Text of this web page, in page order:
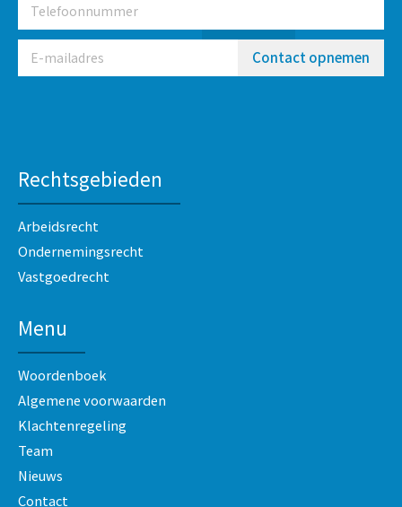
Contact opnemen
Rechtsgebieden
Arbeidsrecht
Ondernemingsrecht
Vastgoedrecht
Menu
Woordenboek
Algemene voorwaarden
Klachtenregeling
Team
Nieuws
Contact